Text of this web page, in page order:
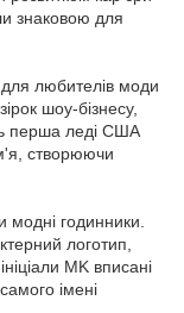
знаковою для
любителів моди
шоу-бізнесу,
перша леді США
створюючи
модні годинники.
логотип,
MK вписані
імені